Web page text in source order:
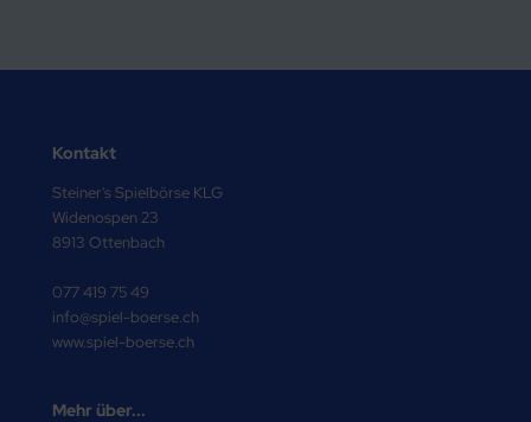
Kontakt
Steiner's Spielbörse KLG
Widenospen 23
8913 Ottenbach
077 419 75 49
info@spiel-boerse.ch
www.spiel-boerse.ch
Mehr über...